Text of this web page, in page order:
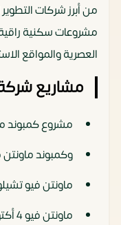
من أبرز شركات
مشروعات سكنية
العصرية والمواقع
مشاريع شركة
مشروع كمبوند
وكمبوند ماونتن
ماونتن فيو
ماونتن فيو 4 أكتوبر.